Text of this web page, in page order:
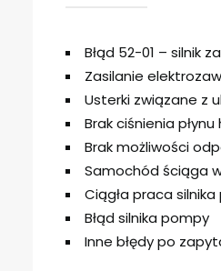
Błąd 52-01 – silnik
Zasilanie
Usterki związane z
Brak ciśnienia
Brak możliwości
Samochód ściąga
Ciągła praca
Błąd silnika pompy
Inne błędy po